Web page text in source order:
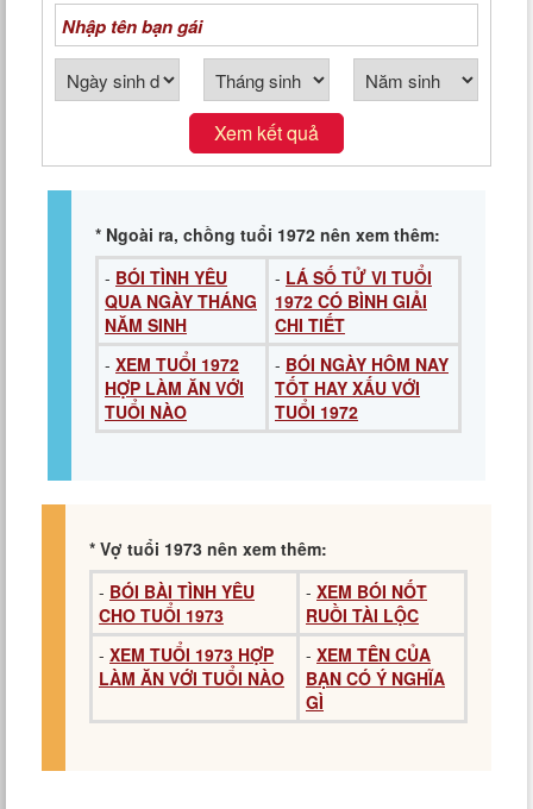
Xem kết quả
* Ngoài ra, chồng tuổi 1972 nên xem thêm:
- BÓI TÌNH YÊU
QUA NGÀY THÁNG
NĂM SINH
- LÁ SỐ TỬ VI TUỔI
1972 CÓ BÌNH GIẢI
CHI TIẾT
- XEM TUỔI 1972
HỢP LÀM ĂN VỚI
TUỔI NÀO
- BÓI NGÀY HÔM NAY
TỐT HAY XẤU VỚI
TUỔI 1972
* Vợ tuổi 1973 nên xem thêm:
- BÓI BÀI TÌNH YÊU
CHO TUỔI 1973
- XEM BÓI NỐT
RUỒI TÀI LỘC
- XEM TUỔI 1973 HỢP
LÀM ĂN VỚI TUỔI NÀO
- XEM TÊN CỦA
BẠN CÓ Ý NGHĨA
GÌ